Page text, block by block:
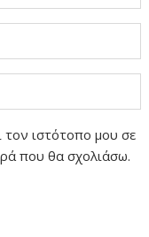
τον ιστότοπο μου σε
που θα σχολιάσω.